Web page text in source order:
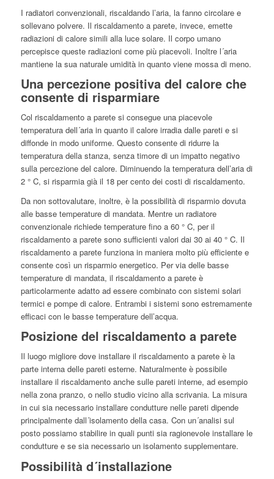
I radiatori convenzionali, riscaldando l’aria, la fanno circolare e
sollevano polvere. Il riscaldamento a parete, invece, emette
radiazioni di calore simili alla luce solare. Il corpo umano
percepisce queste radiazioni come più piacevoli. Inoltre l´aria
mantiene la sua naturale umidità in quanto viene mossa di meno.
Una percezione positiva del calore che
consente di risparmiare
Col riscaldamento a parete si consegue una piacevole
temperatura dell´aria in quanto il calore irradia dalle pareti e si
diffonde in modo uniforme. Questo consente di ridurre la
temperatura della stanza, senza timore di un impatto negativo
sulla percezione del calore. Diminuendo la temperatura dell’aria di
2 ° C, si risparmia già il 18 per cento dei costi di riscaldamento.
Da non sottovalutare, inoltre, è la possibilità di risparmio dovuta
alle basse temperature di mandata. Mentre un radiatore
convenzionale richiede temperature fino a 60 ° C, per il
riscaldamento a parete sono sufficienti valori dai 30 ai 40 ° C. Il
riscaldamento a parete funziona in maniera molto più efficiente e
consente così un risparmio energetico. Per via delle basse
temperature di mandata, il riscaldamento a parete è
particolarmente adatto ad essere combinato con sistemi solari
termici e pompe di calore. Entrambi i sistemi sono estremamente
efficaci con le basse temperature dell’acqua.
Posizione del riscaldamento a parete
Il luogo migliore dove installare il riscaldamento a parete è la
parte interna delle pareti esterne. Naturalmente è possibile
installare il riscaldamento anche sulle pareti interne, ad esempio
nella zona pranzo, o nello studio vicino alla scrivania. La misura
in cui sia necessario installare condutture nelle pareti dipende
principalmente dall´isolamento della casa. Con un´analisi sul
posto possiamo stabilire in quali punti sia ragionevole installare le
condutture e se sia necessario un isolamento supplementare.
Possibilità d´installazione